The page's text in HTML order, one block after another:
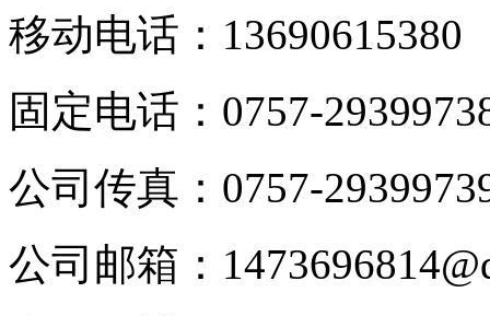
移动电话： 13690615380
固定电话： 0757-
公司传真： 0757-
公司邮箱：